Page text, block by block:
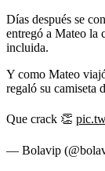
Días después se
entregó a Mateo la
incluida.
Y como Mateo
regaló su camiseta
Que crack 👏
— Bolavip